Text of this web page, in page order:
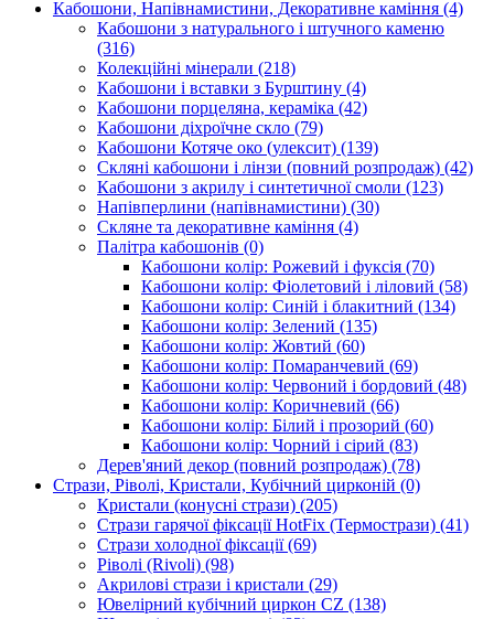
Кабошони, Напівнамистини, Декоративне каміння (4)
Кабошони з натурального і штучного каменю
(316)
Колекційні мінерали (218)
Кабошони і вставки з Бурштину (4)
Кабошони порцеляна, кераміка (42)
Кабошони діхроїчне скло (79)
Кабошони Котяче око (улексит) (139)
Скляні кабошони і лінзи (повний розпродаж) (42)
Кабошони з акрилу і синтетичної смоли (123)
Напівперлини (напівнамистини) (30)
Скляне та декоративне каміння (4)
Палітра кабошонів (0)
Кабошони колір: Рожевий і фуксія (70)
Кабошони колір: Фіолетовий і ліловий (58)
Кабошони колір: Синій і блакитний (134)
Кабошони колір: Зелений (135)
Кабошони колір: Жовтий (60)
Кабошони колір: Помаранчевий (69)
Кабошони колір: Червоний і бордовий (48)
Кабошони колір: Коричневий (66)
Кабошони колір: Білий і прозорий (60)
Кабошони колір: Чорний і сірий (83)
Дерев'яний декор (повний розпродаж) (78)
Стрази, Ріволі, Кристали, Кубічний цирконій (0)
Кристали (конусні стрази) (205)
Стрази гарячої фіксації HotFix (Термострази) (41)
Стрази холодної фіксації(69)
Ріволі (Rivoli) (98)
Акрилові стрази і кристали (29)
Ювелірний кубічний циркон CZ (138)